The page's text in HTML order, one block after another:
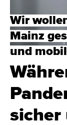
Wir
Mainz
und
sicher